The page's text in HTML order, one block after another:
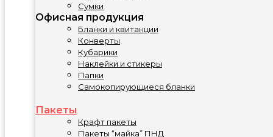
Сумки
Офисная продукция
Бланки и квитанции
Конверты
Кубарики
Наклейки и стикеры
Папки
Самокопирующиеся бланки
Пакеты
Крафт пакеты
Пакеты “майка” ПНД